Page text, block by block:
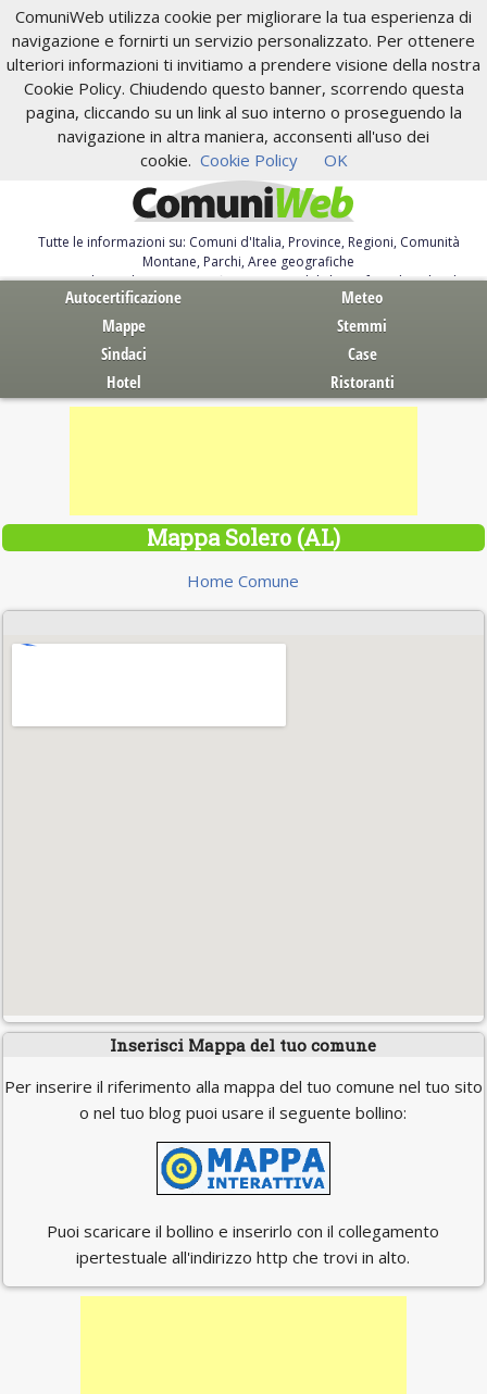
ComuniWeb utilizza cookie per migliorare la tua esperienza di
navigazione e fornirti un servizio personalizzato. Per ottenere
ulteriori informazioni ti invitiamo a prendere visione della nostra
Cookie Policy. Chiudendo questo banner, scorrendo questa
pagina, cliccando su un link al suo interno o proseguendo la
navigazione in altra maniera, acconsenti all'uso dei
cookie. Cookie Policy OK
Tutte le informazioni su: Comuni d'Italia, Province, Regioni, Comunità
Montane, Parchi, Aree geografiche
Servizi al Cittadino. Autocertificazione, moduli, leggi, free download
Autocertificazione
Meteo
Mappe
Stemmi
Sindaci
Case
Hotel
Ristoranti
Mappa Solero (AL)
Home Comune
Inserisci Mappa del tuo comune
Per inserire il riferimento alla mappa del tuo comune nel tuo sito
o nel tuo blog puoi usare il seguente bollino:
Puoi scaricare il bollino e inserirlo con il collegamento
ipertestuale all'indirizzo http che trovi in alto.